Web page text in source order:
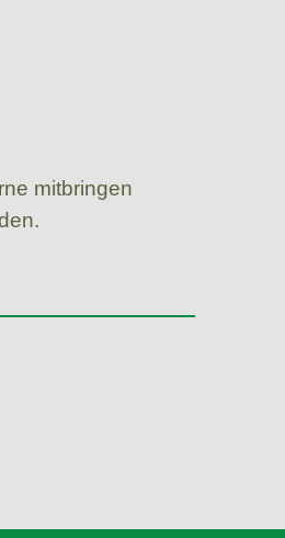
mitbringen